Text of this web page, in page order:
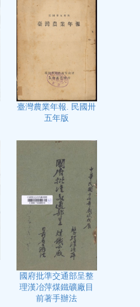
臺灣農業年報. 民國卅
五年版
國府批準交通部呈整
理漢冶萍煤鐵礦廠目
前著手辦法